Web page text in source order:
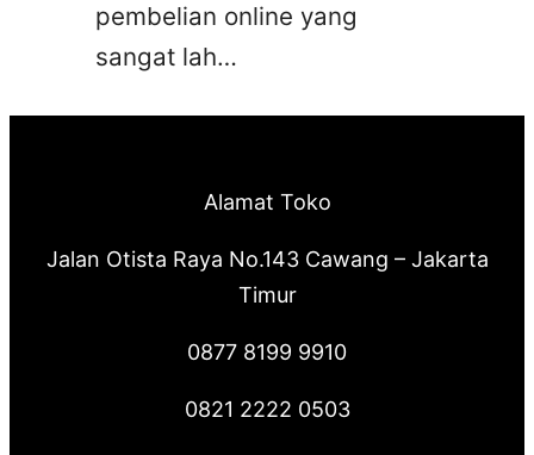
pembelian online yang
sangat lah…
Alamat Toko
Jalan Otista Raya No.143 Cawang – Jakarta
Timur
0877 8199 9910
0821 2222 0503